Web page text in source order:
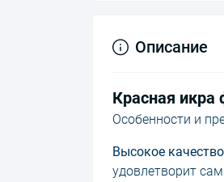
Описание
Красная
Особенности и
Высокое
удовлетворит